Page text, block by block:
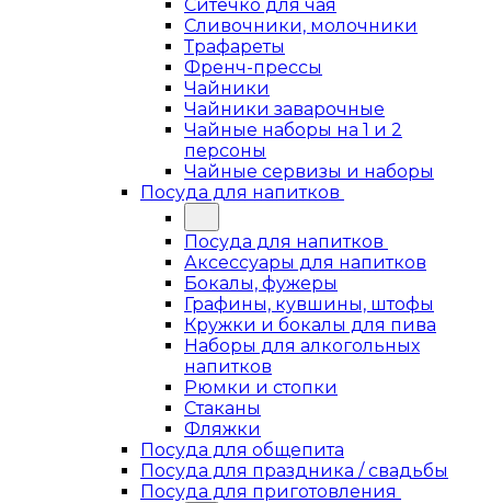
Ситечко для чая
Сливочники, молочники
Трафареты
Френч-прессы
Чайники
Чайники заварочные
Чайные наборы на 1 и 2
персоны
Чайные сервизы и наборы
Посуда для напитков
Посуда для напитков
Аксессуары для напитков
Бокалы, фужеры
Графины, кувшины, штофы
Кружки и бокалы для пива
Наборы для алкогольных
напитков
Рюмки и стопки
Стаканы
Фляжки
Посуда для общепита
Посуда для праздника / свадьбы
Посуда для приготовления